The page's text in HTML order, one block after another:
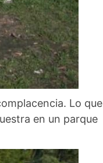
Lo que
en un parque